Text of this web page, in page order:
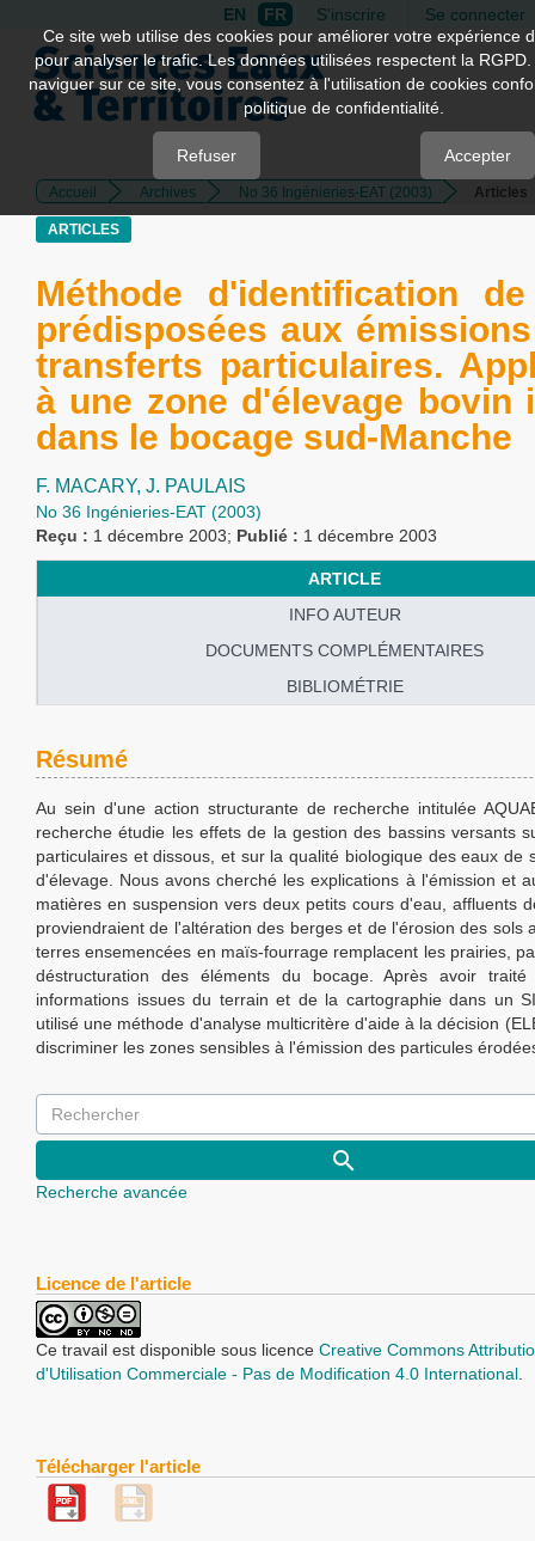
Quick
jump
page
Main
Navigation
Content
Sidebar
EN FR S'inscrire Se connecter
Accueil Archives No 36 Ingénieries-EAT (2003) Articles
ARTICLES
Méthode d'identification
prédisposées aux
transferts particulaires.
à une zone d'élevage bovin
dans le bocage sud-Manche
F. MACARY, J. PAULAIS
No 36 Ingénieries-EAT (2003)
Reçu : 1 décembre 2003; Publié : 1 décembre 2003
ARTICLE
INFO AUTEUR
DOCUMENTS COMPLÉMENTAIRES
BIBLIOMÉTRIE
Résumé
Au sein d'une action structurante de recherche intitulée
recherche étudie les effets de la gestion des bassins versants
particulaires et dissous, et sur la qualité biologique des eaux de
d'élevage. Nous avons cherché les explications à l'émission et
matières en suspension vers deux petits cours d'eau, affluents
proviendraient de l'altération des berges et de l'érosion des sols
terres ensemencées en maïs-fourrage remplacent les prairies,
déstructuration des éléments du bocage. Après avoir traité
informations issues du terrain et de la cartographie dans un
utilisé une méthode d'analyse multicritère d'aide à la décision
discriminer les zones sensibles à l'émission des particules
Recherche avancée
Licence de l'article
Ce travail est disponible sous licence Creative Commons
d'Utilisation Commerciale - Pas de Modification 4.0 International.
Télécharger l'article
Ce site web utilise des cookies pour améliorer votre expérience
pour analyser le trafic. Les données utilisées respectent la
naviguer sur ce site, vous consentez à l'utilisation de cookies
politique de confidentialité.
Refuser Accepter